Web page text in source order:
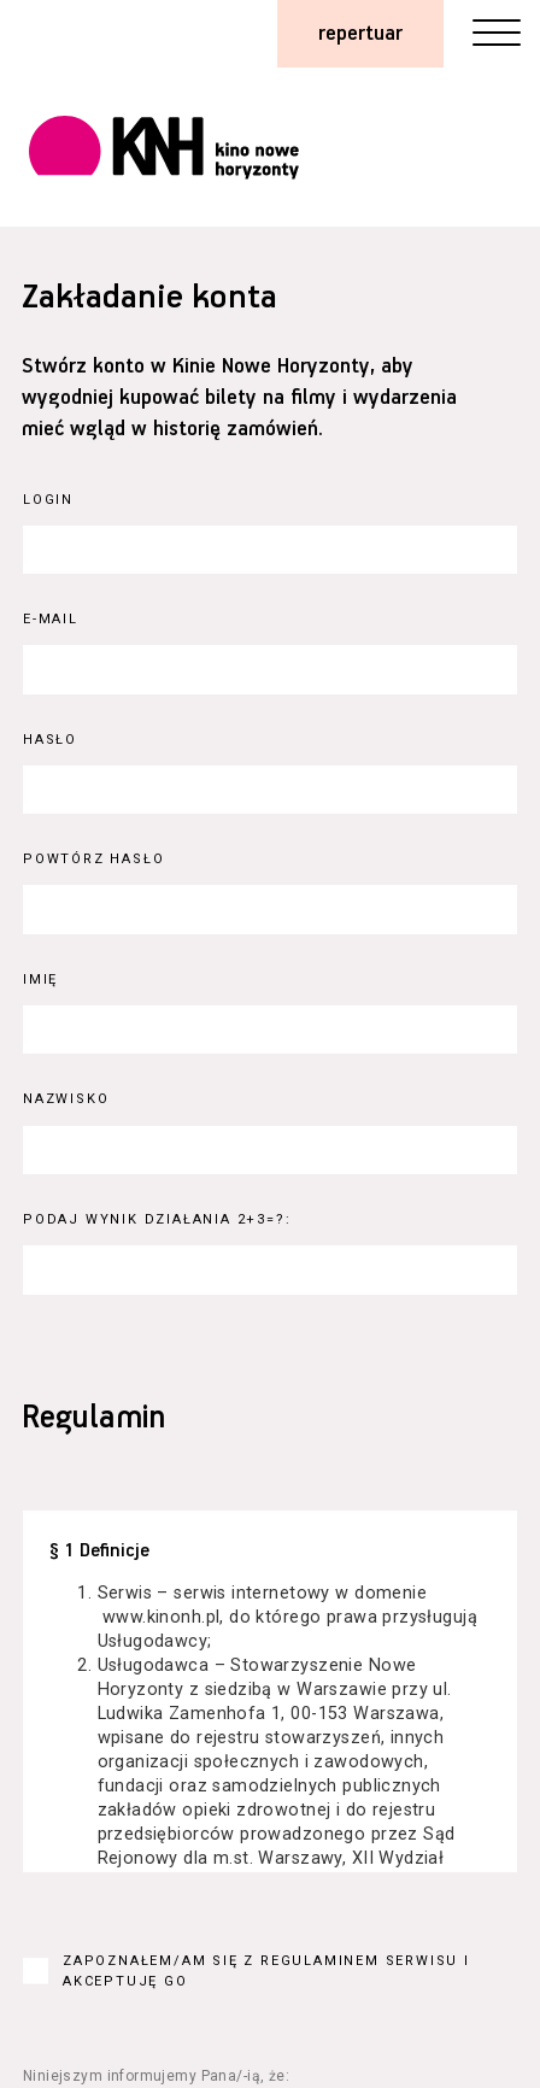
repertuar
Zakładanie konta
Stwórz konto w Kinie Nowe Horyzonty, aby
wygodniej kupować bilety na filmy i wydarzenia
mieć wgląd w historię zamówień.
LOGIN
E-MAIL
HASŁO
POWTÓRZ HASŁO
IMIĘ
NAZWISKO
PODAJ WYNIK DZIAŁANIA 2+3=?:
Regulamin
§ 1 Definicje
Serwis – serwis internetowy w domenie
www.kinonh.pl, do którego prawa przysługują
Usługodawcy;
Usługodawca – Stowarzyszenie Nowe
Horyzonty z siedzibą w Warszawie przy ul.
Ludwika Zamenhofa 1, 00-153 Warszawa,
wpisane do rejestru stowarzyszeń, innych
organizacji społecznych i zawodowych,
fundacji oraz samodzielnych publicznych
zakładów opieki zdrowotnej i do rejestru
przedsiębiorców prowadzonego przez Sąd
Rejonowy dla m.st. Warszawy, XII Wydział
Usługobiorca - osoba fizyczna, osoba prawna
lub jednostka organizacyjna nieposiadająca
Usługodawcę drogą elektroniczną z
ZAPOZNAŁEM/AM SIĘ Z REGULAMINEM SERWISU I
AKCEPTUJĘ GO
Niniejszym informujemy Pana/-ią, że: